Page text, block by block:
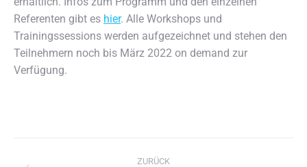
Referenten gibt es hier. Alle Workshops und
Trainingssessions werden aufgezeichnet und stehen den
Teilnehmern noch bis März 2022 on demand zur
Verfügung.
Kommentarnavigation
ZURÜCK